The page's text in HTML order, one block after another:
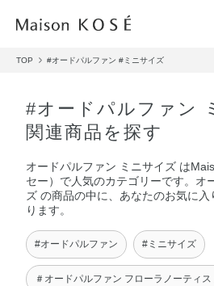
TOP #オードパルファン #ミニサイズ
#オードパルファン
関連商品を探す
オードパルファン ミニサイズ は
セー）で人気のカテゴリーです。オ
ズ の商品の中に、あなたのお気に
ります。
#オードパルファン #ミニサイズ
＃オードパルファン フローラノーティス